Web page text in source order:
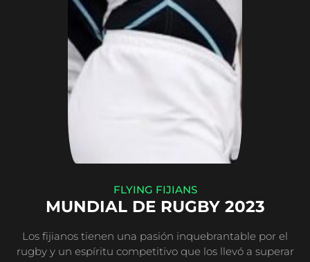
FLYING FIJIANS
MUNDIAL DE RUGBY 2023
Los fijianos tienen una pasión inquebrantable por el
rugby y un espíritu competitivo que los llevó a superar